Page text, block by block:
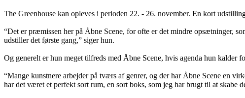
The Greenhouse kan opleves i perioden 22. - 26. november. En kort
“Det er præmissen her på Åbne Scene, for ofte er det mindre opsætninger,
udstiller det første gang,” siger hun.
Og generelt er hun meget tilfreds med Åbne Scene, hvis agenda hun kalder
“Mange kunstnere arbejder på tværs af genrer, og der har Åbne Scene en
har det været et perfekt sort rum, en sort boks, som jeg har brugt til at skabe